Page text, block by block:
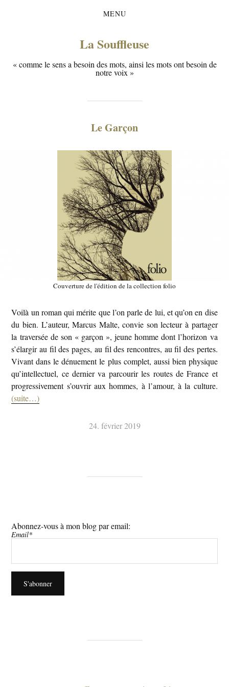
MENU
La Souffleuse
« comme le sens a besoin des mots, ainsi les mots ont besoin de
notre voix »
Le Garçon
Couverture de l'édition de la collection folio
Voilà un roman qui mérite que l’on parle de lui, et qu’on en dise
du bien. L’auteur, Marcus Malte, convie son lecteur à partager
la traversée de son « garçon », jeune homme dont l’horizon va
s’élargir au fil des pages, au fil des rencontres, au fil des pertes.
Vivant dans le dénuement le plus complet, aussi bien physique
qu’intellectuel, ce dernier va parcourir les routes de France et
progressivement s’ouvrir aux hommes, à l’amour, à la culture.
(suite…)
24. février 2019
Abonnez-vous à mon blog par email:
Email*